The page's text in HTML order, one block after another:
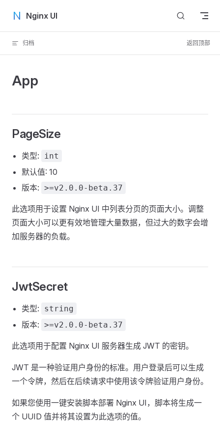
Skip to content
Nginx UI
归档 返回顶部
App
PageSize
类型: int
默认值: 10
版本: >=v2.0.0-beta.37
此选项用于设置 Nginx UI 中列表分页的页面大小。调整
页面大小可以更有效地管理大量数据，但过大的数字会增
加服务器的负载。
JwtSecret
类型: string
版本: >=v2.0.0-beta.37
此选项用于配置 Nginx UI 服务器生成 JWT 的密钥。
JWT 是一种验证用户身份的标准。用户登录后可以生成
一个令牌，然后在后续请求中使用该令牌验证用户身份。
如果您使用一键安装脚本部署 Nginx UI，脚本将生成一
个 UUID 值并将其设置为此选项的值。